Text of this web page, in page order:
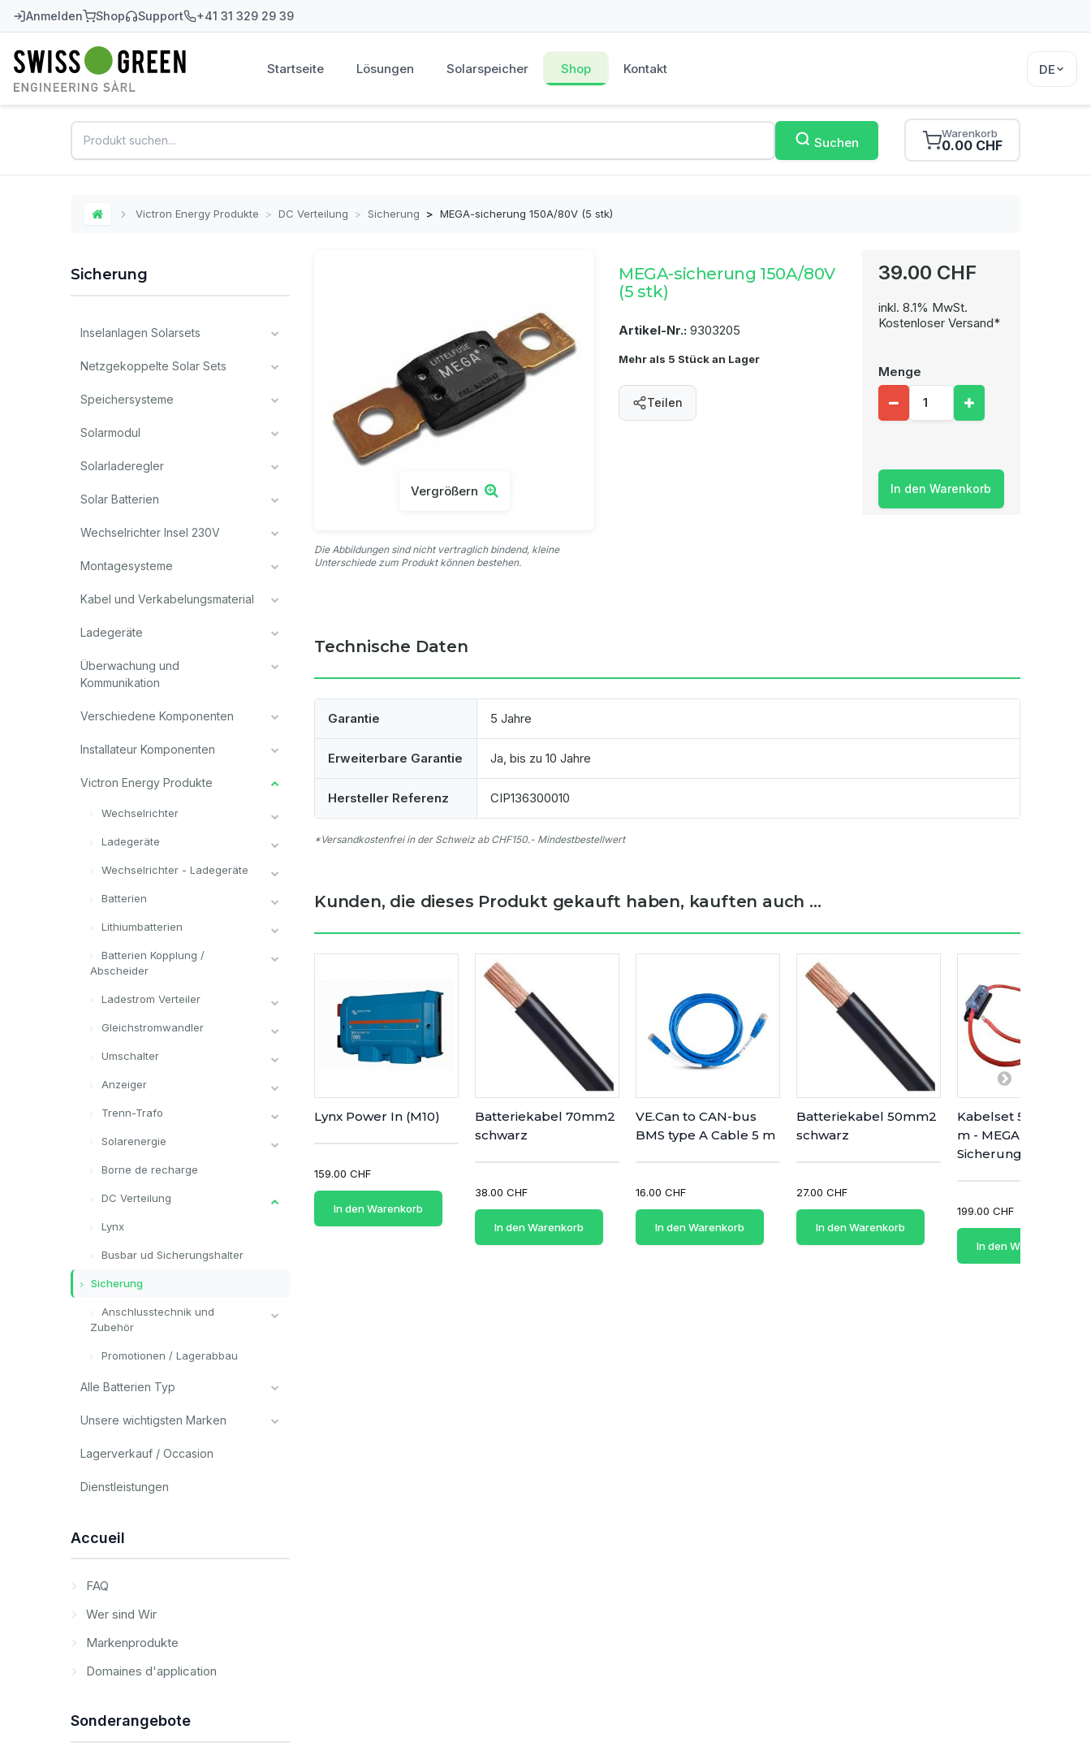
Anmelden Shop Support +41 31 329 29 39
Swiss-Green Startseite Lösungen Solarspeicher Shop Kontakt DE
Suchen
Warenkorb
0.00 CHF
Home Victron Energy Produkte > DC Verteilung > Sicherung > MEGA-sicherung 150A/80V (5 stk)
Sicherung
Inselanlagen Solarsets
Netzgekoppelte Solar Sets
Speichersysteme
Solarmodul
Solarladeregler
Solar Batterien
Wechselrichter Insel 230V
Montagesysteme
Kabel und Verkabelungsmaterial
Ladegeräte
Überwachung und
Kommunikation
Verschiedene Komponenten
Installateur Komponenten
Victron Energy Produkte
Wechselrichter
Ladegeräte
Wechselrichter - Ladegeräte
Batterien
Lithiumbatterien
Batterien Kopplung /
Abscheider
Ladestrom Verteiler
Gleichstromwandler
Umschalter
Anzeiger
Trenn-Trafo
Solarenergie
Borne de recharge
DC Verteilung
Lynx
Busbar ud Sicherungshalter
Sicherung
Anschlusstechnik und
Zubehör
Promotionen / Lagerabbau
Alle Batterien Typ
Unsere wichtigsten Marken
Lagerverkauf / Occasion
Dienstleistungen
Accueil
FAQ
Wer sind Wir
Markenprodukte
Domaines d'application
Sonderangebote
Vergrößern
Die Abbildungen sind nicht vertraglich bindend, kleine
Unterschiede zum Produkt können bestehen.
MEGA-sicherung 150A/80V
(5 stk)
Artikel-Nr.: 9303205
Mehr als 5 Stück an Lager
Teilen
39.00 CHF
inkl. 8.1% MwSt.
Kostenloser Versand*
Menge
In den Warenkorb
Technische Daten
Garantie 5 Jahre
Erweiterbare Garantie Ja, bis zu 10 Jahre
Hersteller Referenz CIP136300010
*Versandkostenfrei in der Schweiz ab CHF150.- Mindestbestellwert
Kunden, die dieses Produkt gekauft haben, kauften auch ...
Lynx Power In (M10)
159.00 CHF
In den Warenkorb
Batteriekabel 70mm2
schwarz
38.00 CHF
In den Warenkorb
VE.Can to CAN-bus
BMS type A Cable 5 m
16.00 CHF
In den Warenkorb
Batteriekabel 50mm2
schwarz
27.00 CHF
In den Warenkorb
Kabelset 50 mm2 -
m - MEGA-
Sicherungshalter -
199.00 CHF
In den Warenkorb